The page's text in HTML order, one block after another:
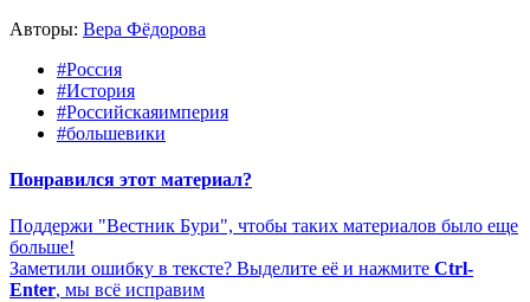
Авторы: Вера Фёдорова
#Россия
#История
#Российскаяимперия
#большевики
Понравился этот материал?
Поддержи "Вестник Бури", чтобы таких материалов было еще
больше!
Заметили ошибку в тексте? Выделите её и нажмите Ctrl-
Enter, мы всё исправим